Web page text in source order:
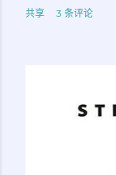
共享 3 条评论